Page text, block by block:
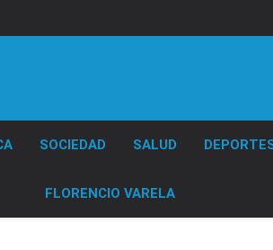
SOCIEDAD SALUD
FLORENCIO VARELA